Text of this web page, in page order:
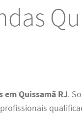
Quissamã RJ.